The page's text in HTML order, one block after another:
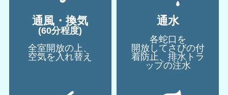
通風・換気
(60分程度)
全室開放の上、
空気を入れ替え
通水
各蛇口を
開放してさびの付
着防止、排水トラ
ップの注水